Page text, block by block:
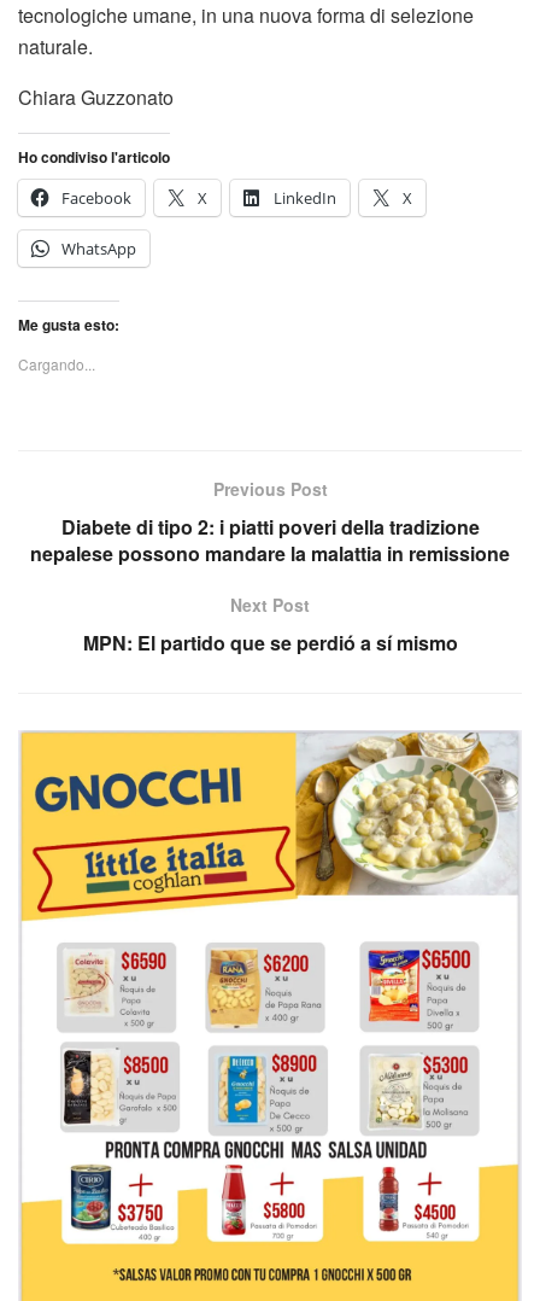
tecnologiche umane, in una nuova forma di selezione
naturale.
Chiara Guzzonato
Ho condiviso l'articolo
Facebook
X LinkedIn X
WhatsApp
Me gusta esto:
Cargando...
Previous Post
Diabete di tipo 2: i piatti poveri della tradizione
nepalese possono mandare la malattia in remissione
Next Post
MPN: El partido que se perdió a sí mismo